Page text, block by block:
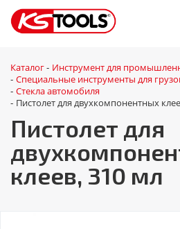
Каталог - Инструмент для
- Специальные инструменты для
- Стекла автомобиля
- Пистолет для двухкомпонентных
Пистолет для
клеев, 310 мл